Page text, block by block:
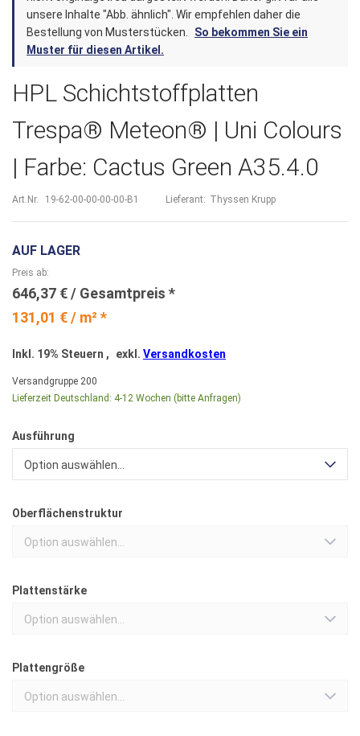
Bildergalerie
springen
unsere Inhalte "Abb. ähnlich". Wir empfehlen daher die
Bestellung von Musterstücken.
So bekommen Sie ein
Muster für diesen Artikel.
HPL Schichtstoffplatten
Trespa® Meteon® | Uni Colours
| Farbe: Cactus Green A35.4.0
Art.Nr. 19-62-00-00-00-00-B1 Lieferant: Thyssen Krupp
AUF LAGER
131,01 € / m² *
Preis ab
646,37 €
Inkl. 19% Steuern , exkl. Versandkosten
Versandgruppe 200
Lieferzeit Deutschland: 4-12 Wochen (bitte Anfragen)
Ausführung
Option auswählen...
Oberflächenstruktur
Option auswählen...
Plattenstärke
Option auswählen...
Plattengröße
Option auswählen...